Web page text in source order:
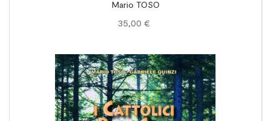
l'apporto dei Pontefici
Mario TOSO
35,00 €